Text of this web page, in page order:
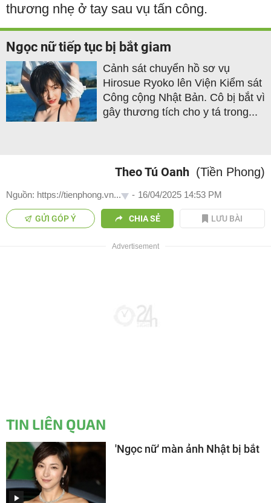
thương nhẹ ở tay sau vụ tấn công.
Ngọc nữ tiếp tục bị bắt giam
Cảnh sát chuyển hồ sơ vụ
Hirosue Ryoko lên Viện Kiểm sát
Công cộng Nhật Bản. Cô bị bắt vì
gây thương tích cho y tá trong...
Theo Tú Oanh (Tiền Phong)
Nguồn: https://tienphong.vn... - 16/04/2025 14:53 PM
GỬI GÓP Ý CHIA SẺ LƯU BÀI
TIN LIÊN QUAN
'Ngọc nữ' màn ảnh Nhật bị bắt